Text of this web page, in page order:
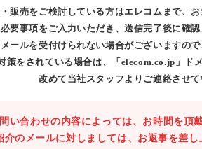
販売をご検討している方はエレコムまで、
必要事項をご入力いただき、送信完了後に確認
ールを受付けられない場合がございますの
策をされている場合は、「elecom.co.jp」ド
改めて当社スタッフよりご連絡させて
い合わせの内容によっては、お時間を頂
介のメールに対しましては、お返事を差し